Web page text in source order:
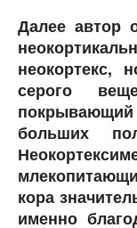
Далее автор
неокортекс,
серого
больших
кора
именно